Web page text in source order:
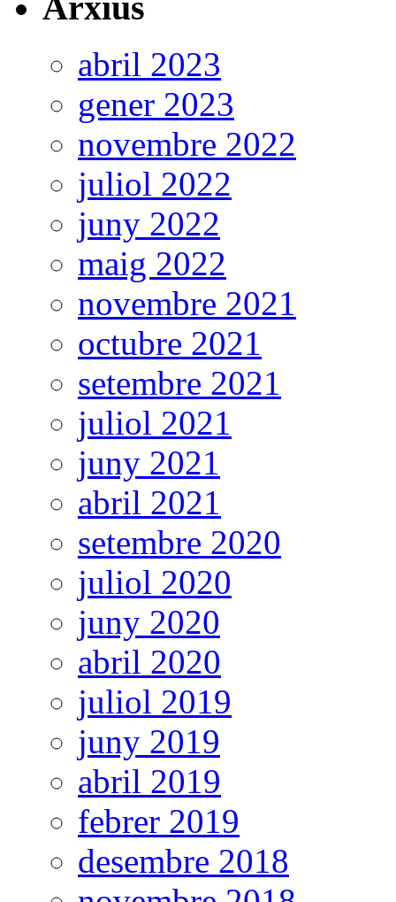
abril 2023
gener 2023
novembre 2022
juliol 2022
juny 2022
maig 2022
novembre 2021
octubre 2021
setembre 2021
juliol 2021
juny 2021
abril 2021
setembre 2020
juliol 2020
juny 2020
abril 2020
juliol 2019
juny 2019
abril 2019
febrer 2019
desembre 2018